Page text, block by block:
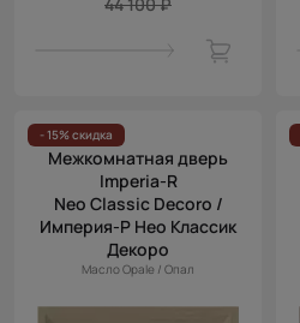
- 15% скидка
Межкомнатная дверь
Imperia-R
Neo Classic Decoro /
Империя-Р Нео Классик
Декоро
Масло Opale / Опал